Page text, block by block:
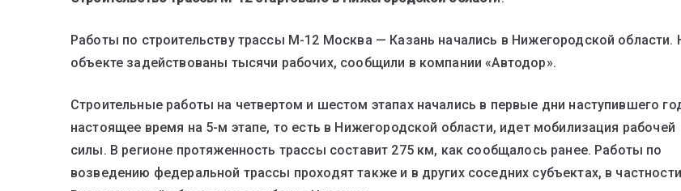
Работы по строительству трассы М-12 Москва — Казань начались в Нижегородской области.
объекте задействованы тысячи рабочих, сообщили в компании «Автодор».
Строительные работы на четвертом и шестом этапах начались в первые дни наступившего
настоящее время на 5-м этапе, то есть в Нижегородской области, идет мобилизация рабочей
силы. В регионе протяженность трассы составит 275 км, как сообщалось ранее. Работы по
возведению федеральной трассы проходят также и в других соседних субъектах, в